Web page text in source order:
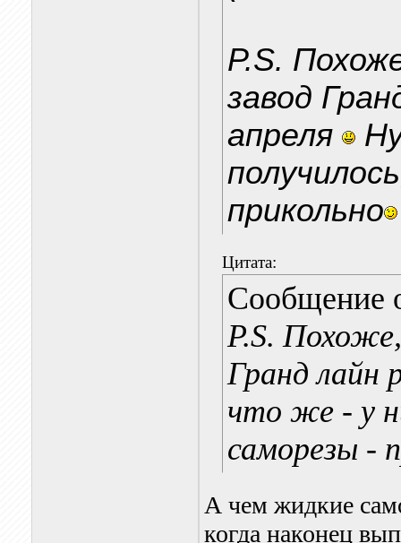
P.S.
завод
апреля
прикольно
Цитата:
Сообщение
P.S.
Гранд лайн
что же - у
саморезы -
А чем жидкие
когда наконец